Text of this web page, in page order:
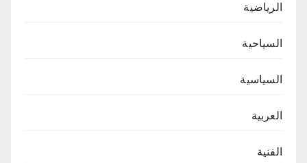
الرياضية
السياحية
السياسية
العربية
الفنية